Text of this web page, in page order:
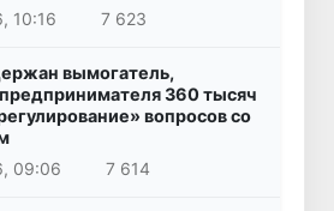
10:16
7 623
вымогатель,
360 тысяч
вопросов со
09:06
7 614